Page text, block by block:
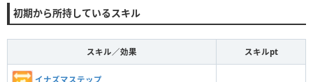
初期から所持しているスキル
スキル／効果 スキルpt
イナズマステップ